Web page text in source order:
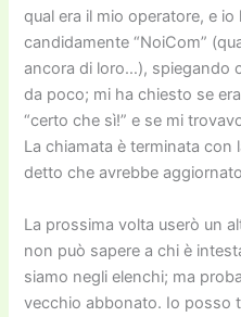
qual era il mio operatore, e
candidamente “NoiCom”
ancora di loro…), spiegando
da poco; mi ha chiesto se
“certo che sì!” e se mi
La chiamata è terminata con
detto che avrebbe
La prossima volta userò un
non può sapere a chi è
siamo negli elenchi; ma
vecchio abbonato. Io posso